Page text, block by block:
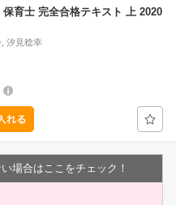
保育士 完全合格テキスト 上 2020
汐見稔幸
場合はここをチェック！